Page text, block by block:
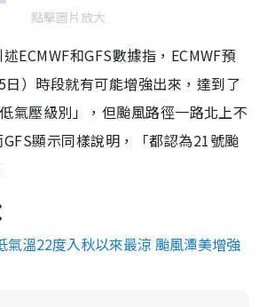
點擊圖片放大
ECMWF和GFS數據指，ECMWF預
日）時段就有可能增強出來，達到了
氣壓級別」，但颱風路徑一路北上不
顯示同樣說明，「都認為21號颱
氣溫22度入秋以來最涼 颱風潭美增強